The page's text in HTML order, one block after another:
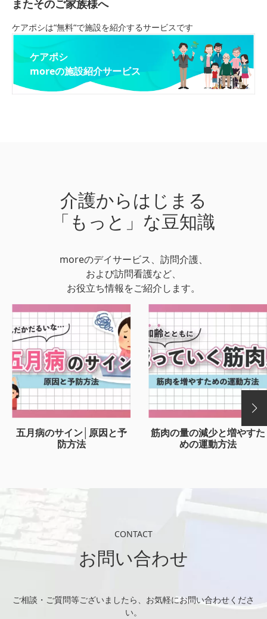
またそのご家族様へ
ケアポシは“無料“で施設を紹介するサービスです
ケアポシ
moreの施設紹介サービス
介護からはじまる
「もっと」な豆知識
moreのデイサービス、訪問介護、
および訪問看護など、
お役立ち情報をご紹介します。
五月病のサイン│原因と予
防方法
筋肉の量の減少と増やすた
めの運動方法
CONTACT
お問い合わせ
ご相談・ご質問等ございましたら、お気軽にお問い合わせくださ
い。